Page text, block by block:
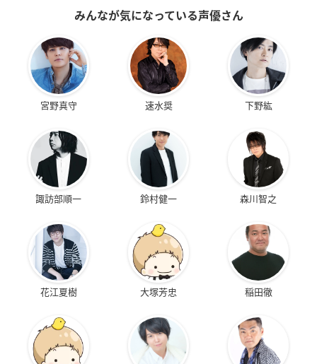
みんなが気になっている声優さん
宮野真守 速水奨 下野紘
諏訪部順一 鈴村健一 森川智之
花江夏樹 大塚芳忠 稲田徹